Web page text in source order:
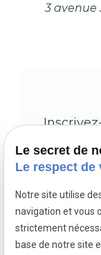
3 avenue
Le secret de
Le respect de
Notre site utilise
navigation et vous
strictement
base de notre site